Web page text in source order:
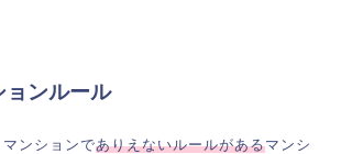
ョンルール
ンションでありえないルールがあるマンシ